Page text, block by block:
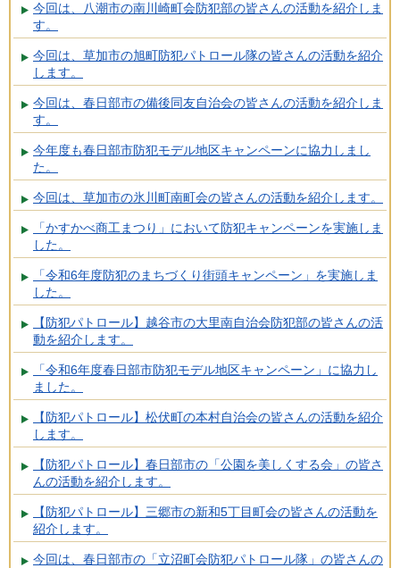
今回は、八潮市の南川崎町会防犯部の皆さんの活動を紹介しま
す。
今回は、草加市の旭町防犯パトロール隊の皆さんの活動を紹介
します。
今回は、春日部市の備後同友自治会の皆さんの活動を紹介しま
す。
今年度も春日部市防犯モデル地区キャンペーンに協力しまし
た。
今回は、草加市の氷川町南町会の皆さんの活動を紹介します。
「かすかべ商工まつり」において防犯キャンペーンを実施しま
した。
「令和6年度防犯のまちづくり街頭キャンペーン」を実施しま
した。
【防犯パトロール】越谷市の大里南自治会防犯部の皆さんの活
動を紹介します。
「令和6年度春日部市防犯モデル地区キャンペーン」に協力し
ました。
【防犯パトロール】松伏町の本村自治会の皆さんの活動を紹介
します。
【防犯パトロール】春日部市の「公園を美しくする会」の皆さ
んの活動を紹介します。
【防犯パトロール】三郷市の新和5丁目町会の皆さんの活動を
紹介します。
今回は、春日部市の「立沼町会防犯パトロール隊」の皆さんの